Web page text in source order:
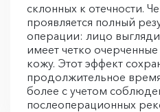
склонных к отечности.
проявляется полный
операции: лицо
имеет четко
кожу. Этот эффект
продолжительное
более с учетом
послеоперационных